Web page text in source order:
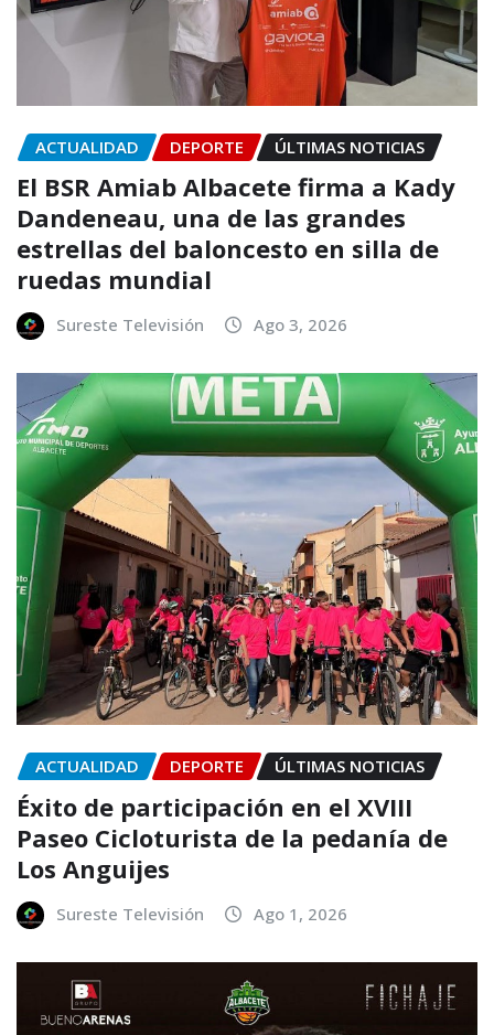
ACTUALIDAD DEPORTE ÚLTIMAS NOTICIAS
El BSR Amiab Albacete firma a Kady
Dandeneau, una de las grandes
estrellas del baloncesto en silla de
ruedas mundial
Sureste Televisión Ago 3, 2026
ACTUALIDAD DEPORTE ÚLTIMAS NOTICIAS
Éxito de participación en el XVIII
Paseo Cicloturista de la pedanía de
Los Anguijes
Sureste Televisión Ago 1, 2026